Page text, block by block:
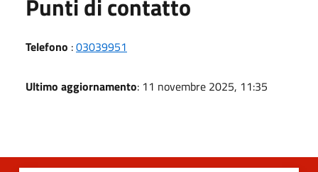
Punti di contatto
Telefono :03039951
Ultimo aggiornamento: 11 novembre 2025, 11:35